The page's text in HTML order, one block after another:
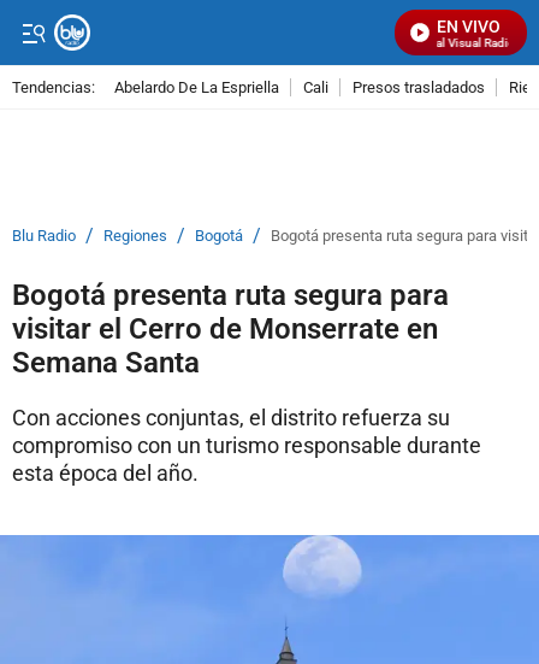
EN VIVO
Señal Visual Radio
Tendencias: Abelardo De La Espriella Cali Presos trasladados
Blu Radio / Regiones / Bogotá / Bogotá presenta ruta segura para
Bogotá presenta ruta segura para
visitar el Cerro de Monserrate en
Semana Santa
Con acciones conjuntas, el distrito refuerza su
compromiso con un turismo responsable durante
esta época del año.